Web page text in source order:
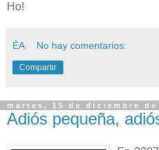
Ho!
ÉA No hay comentarios:
Compartir
martes, 15 de diciembre de
Adiós pequeña,